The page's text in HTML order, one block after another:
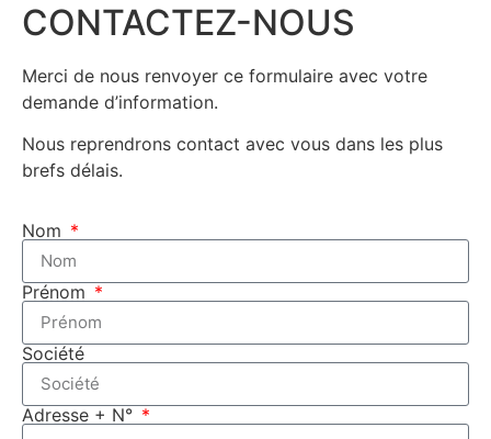
CONTACTEZ-NOUS
Merci de nous renvoyer ce formulaire avec votre
demande d’information.
Nous reprendrons contact avec vous dans les plus
brefs délais.
Nom
Prénom
Société
Adresse + N°